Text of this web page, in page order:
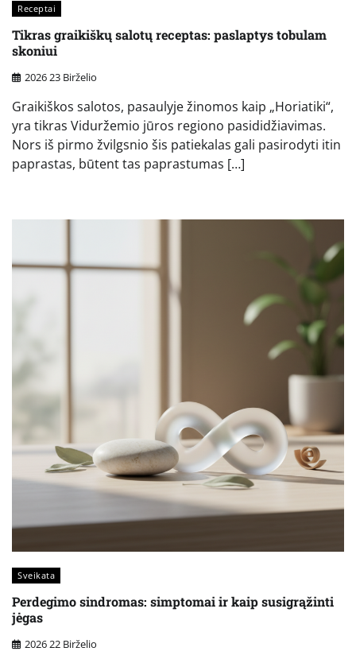
Receptai
Tikras graikiškų salotų receptas: paslaptys tobulam
skoniui
2026 23 Birželio
Graikiškos salotos, pasaulyje žinomos kaip „Horiatiki“,
yra tikras Viduržemio jūros regiono pasididžiavimas.
Nors iš pirmo žvilgsnio šis patiekalas gali pasirodyti itin
paprastas, būtent tas paprastumas […]
Sveikata
Perdegimo sindromas: simptomai ir kaip susigrąžinti
jėgas
2026 22 Birželio